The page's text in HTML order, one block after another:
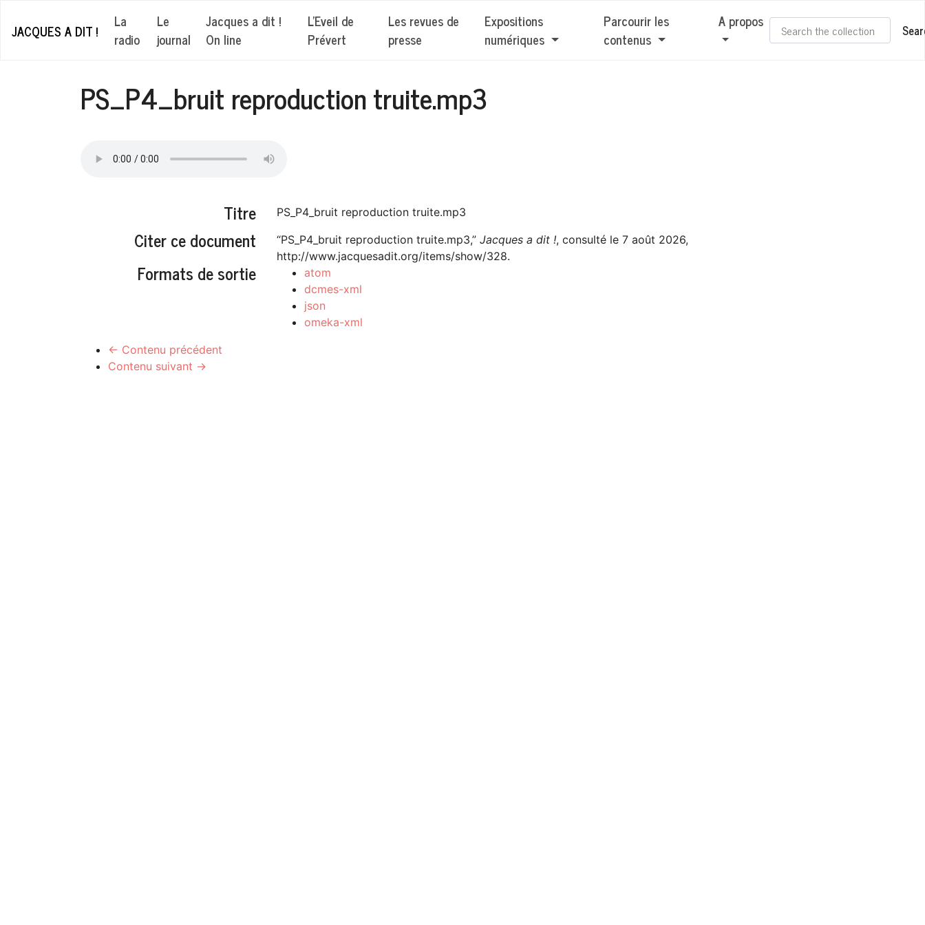
JACQUES A DIT !
La
radio
Le
journal
Jacques a dit !
On line
L'Eveil de
Prévert
Les revues de
presse
Expositions
numériques
Parcourir les
contenus
A propos
PS_P4_bruit reproduction truite.mp3
Titre PS_P4_bruit reproduction truite.mp3
Citer ce document “PS_P4_bruit reproduction truite.mp3,” Jacques a dit !, consulté le 7 août 2026,
http://www.jacquesadit.org/items/show/328.
Formats de sortie
atom
dcmes-xml
json
omeka-xml
← Contenu précédent
Contenu suivant →